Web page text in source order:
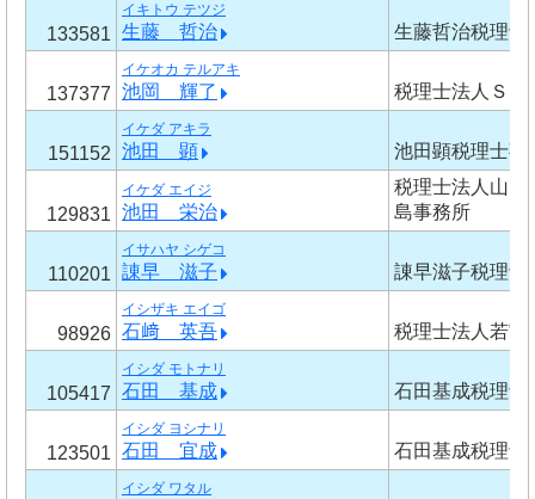
133581
イキトウ テツジ
生藤 哲治 生藤哲治税理士
137377
イケオカ テルアキ
池岡 輝了 税理士法人ＳＩ
151152
イケダ アキラ
池田 顕 池田顕税理士事
129831
イケダ エイジ
池田 栄治
税理士法人山
島事務所
110201
イサハヤ シゲコ
諌早 滋子 諌早滋子税理士
98926
イシザキ エイゴ
石﨑 英吾 税理士法人若宮
105417
イシダ モトナリ
石田 基成 石田基成税理士
123501
イシダ ヨシナリ
石田 宜成 石田基成税理士
イシダ ワタル